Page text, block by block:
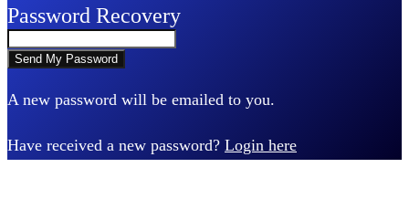
Password Recovery
A new password will be emailed to you.
Have received a new password? Login here